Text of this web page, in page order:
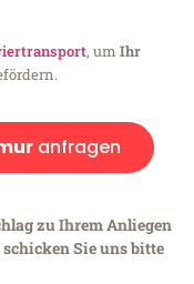
, um Ihr
anfragen
zu Ihrem Anliegen
Sie uns bitte